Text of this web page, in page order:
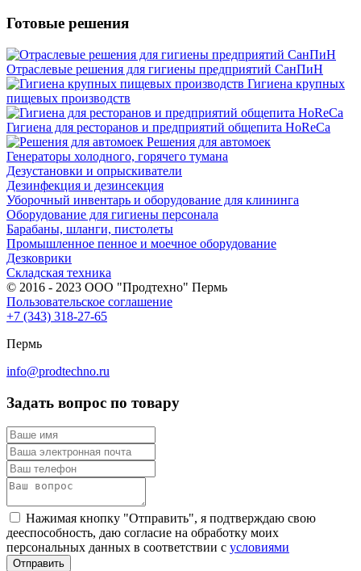
Готовые решения
Отраслевые решения для гигиены предприятий СанПиН
Гигиена крупных
пищевых производств
Гигиена для ресторанов и предприятий общепита HoReCa
Решения для автомоек
Генераторы холодного, горячего тумана
Дезустановки и опрыскиватели
Дезинфекция и дезинсекция
Уборочный инвентарь и оборудование для клининга
Оборудование для гигиены персонала
Барабаны, шланги, пистолеты
Промышленное пенное и моечное оборудование
Дезковрики
Складская техника
© 2016 - 2023 ООО "Продтехно" Пермь
Пользовательское соглашение
+7 (343) 318-27-65
Пермь
info@prodtechno.ru
Задать вопрос по товару
Нажимая кнопку "Отправить", я подтверждаю свою
дееспособность, даю согласие на обработку моих
персональных данных в соответствии с условиями